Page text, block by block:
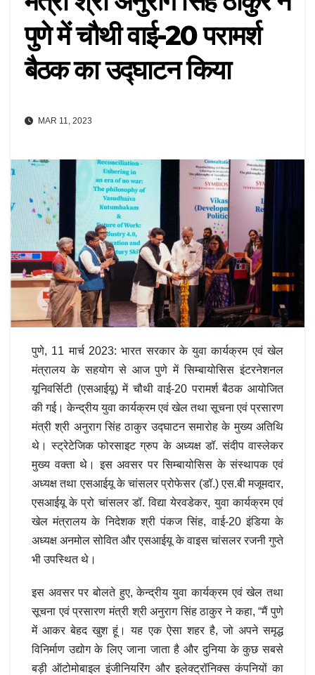
पुणे में चौथी वाई-20 परामर्श
बैठक का उद्घाटन किया
MAR 11, 2023
पुणे, 11 मार्च 2023: भारत सरकार के युवा कार्यक्रम एवं खेल
मंत्रालय के सहयोग से आज पुणे में सिम्बायोसिस इंटरनेशनल
यूनिवर्सिटी (एसआईयू) में चौथी वाई-20 परामर्श बैठक आयोजित
की गई। केन्द्रीय युवा कार्यक्रम एवं खेल तथा सूचना एवं प्रसारण
मंत्री श्री अनुराग सिंह ठाकुर उद्घाटन समारोह के मुख्य अतिथि
थे। स्ट्रेटेजिक फोरसाइट ग्रुप के अध्यक्ष डॉ. संदीप वास्लेकर
मुख्य वक्ता थे। इस अवसर पर सिम्बायोसिस के संस्थापक एवं
अध्यक्ष तथा एसआईयू के चांसलर प्रोफेसर (डॉ.) एस.बी मजूमदार,
एसआईयू के प्रो चांसलर डॉ. विद्या येरवडेकर, युवा कार्यक्रम एवं
खेल मंत्रालय के निदेशक श्री पंकज सिंह, वाई-20 इंडिया के
अध्यक्ष अनमोल सोवित और एसआईयू के वाइस चांसलर रजनी गुप्ते
भी उपस्थित थे।
इस अवसर पर बोलते हुए, केन्द्रीय युवा कार्यक्रम एवं खेल तथा
सूचना एवं प्रसारण मंत्री श्री अनुराग सिंह ठाकुर ने कहा, “मैं पुणे
में आकर बेहद खुश हूं। यह एक ऐसा शहर है, जो अपने समृद्ध
विनिर्माण उद्योग के लिए जाना जाता है और दुनिया के कुछ सबसे
बड़ी ऑटोमोबाइल इंजीनियरिंग और इलेक्ट्रॉनिक्स कंपनियों का